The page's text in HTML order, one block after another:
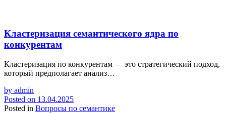
Кластеризация семантического ядра по
конкурентам
Кластеризация по конкурентам — это стратегический подход,
который предполагает анализ…
by admin
Posted on 13.04.2025
Posted in Вопросы по семантике